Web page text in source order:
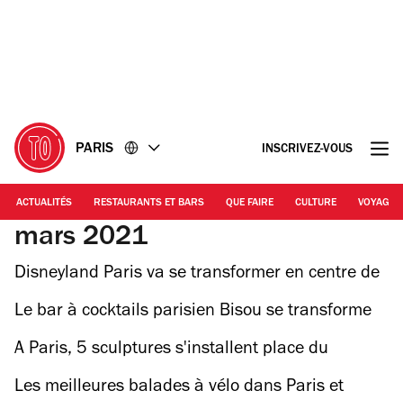
PARIS INSCRIVEZ-VOUS
ACTUALITÉS RESTAURANTS ET BARS QUE FAIRE CULTURE VOYAGE
mars 2021
Disneyland Paris va se transformer en centre de
vaccination géant
Le bar à cocktails parisien Bisou se transforme
en coffee shop !
A Paris, 5 sculptures s'installent place du
Louvre, pour une expo gratuite en plein air
Les meilleures balades à vélo dans Paris et